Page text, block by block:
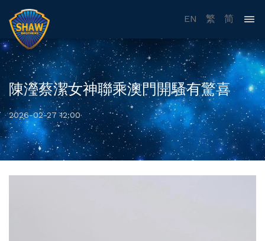
EN 繁 简
陳瀅蔡潔女神聯乘澳門開騷有驚喜
2026-02-27 12:00